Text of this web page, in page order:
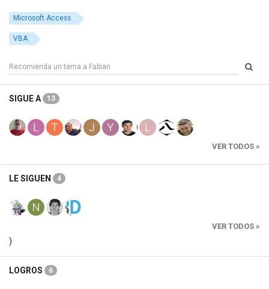
Microsoft Access
VBA
SIGUE A 13
VER TODOS »
LE SIGUEN 4
VER TODOS »
)
LOGROS 6